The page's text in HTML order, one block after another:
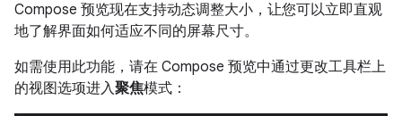
Compose 预览现在支持动态调整大小，让您可以立即直观
地了解界面如何适应不同的屏幕尺寸。
如需使用此功能，请在 Compose 预览中通过更改工具栏上
的视图选项进入聚焦模式：